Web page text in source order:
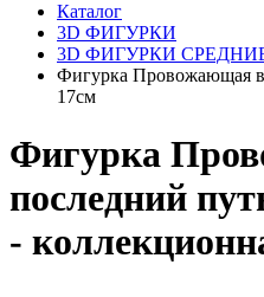
Каталог
3D ФИГУРКИ
3D ФИГУРКИ
Фигурка Провожающая
17см
Фигурка
последний
-